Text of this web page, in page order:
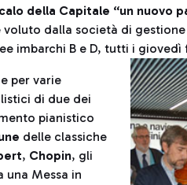
della Capitale “un nuovo
voluto dalla società di
imbarchi B e D, tutti i giovedì
per varie
di due dei
pianistico
delle classiche
, Chopin, gli
una Messa in